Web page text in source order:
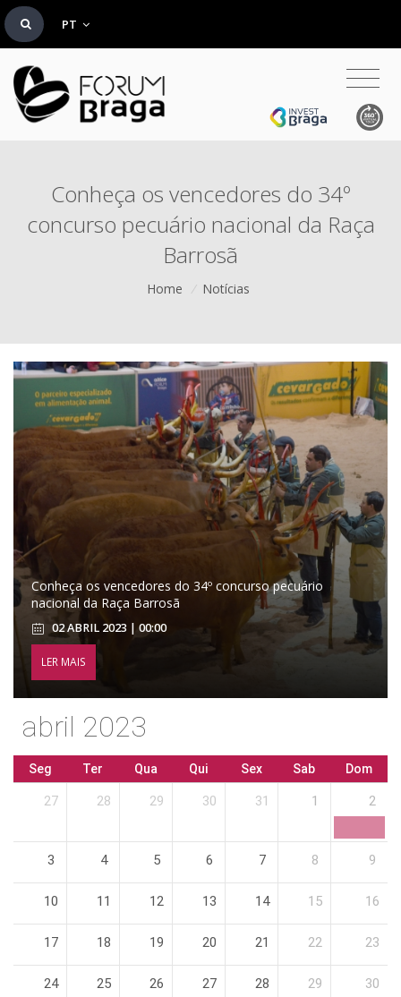
PT
Conheça os vencedores do 34º
concurso pecuário nacional da Raça
Barrosã
Home / Notícias
Conheça os vencedores do 34º concurso pecuário
nacional da Raça Barrosã
02 ABRIL 2023 | 00:00
LER MAIS
abril 2023
Seg Ter Qua Qui Sex Sab Dom
27 28 29 30 31 1 2
3 4 5 6 7 8 9
10 11 12 13 14 15 16
17 18 19 20 21 22 23
24 25 26 27 28 29 30